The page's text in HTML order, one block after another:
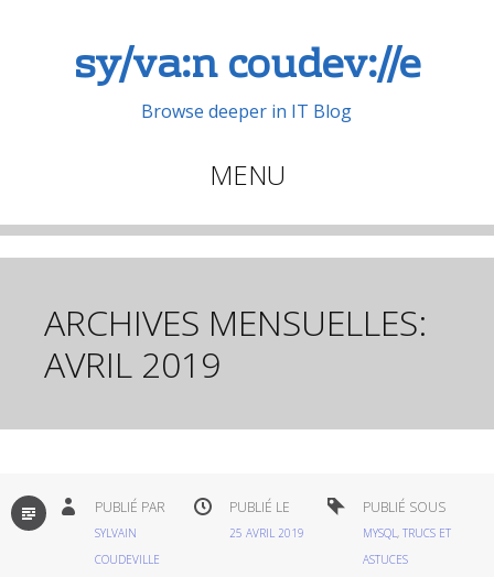
sy/va:n coudev://e
Browse deeper in IT Blog
MENU
Aller
ARCHIVES MENSUELLES:
AVRIL 2019
PAR
DÉFAUT
PUBLIÉ PAR
SYLVAIN
COUDEVILLE
PUBLIÉ LE
25 AVRIL 2019
PUBLIÉ SOUS
MYSQL,TRUCS ET
ASTUCES